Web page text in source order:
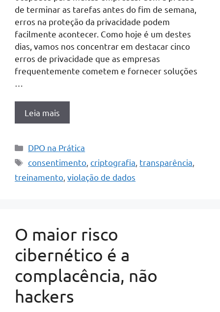
de terminar as tarefas antes do fim de semana,
erros na proteção da privacidade podem
facilmente acontecer. Como hoje é um destes
dias, vamos nos concentrar em destacar cinco
erros de privacidade que as empresas
frequentemente cometem e fornecer soluções
Leia mais
Categorias
DPO na Prática
Tags
consentimento ,criptografia transparência
treinamento violação de dados
O maior risco
cibernético é a
complacência, não
hackers